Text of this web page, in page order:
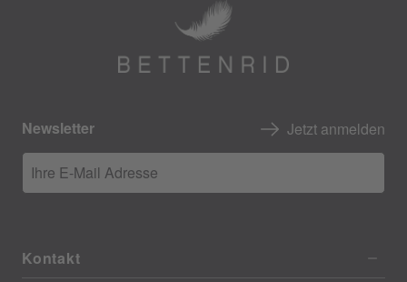
Newsletter Jetzt anmelden
Ihre E-Mail Adresse
Kontakt